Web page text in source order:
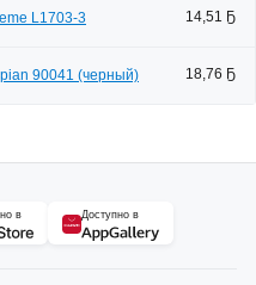
L1703-3 14,51 Ҕ
90041 (черный) 18,76 Ҕ
в Доступно в